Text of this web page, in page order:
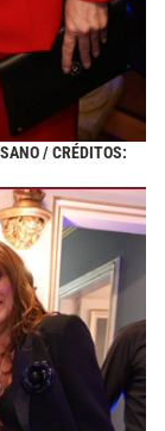
/ CRÉDITOS: